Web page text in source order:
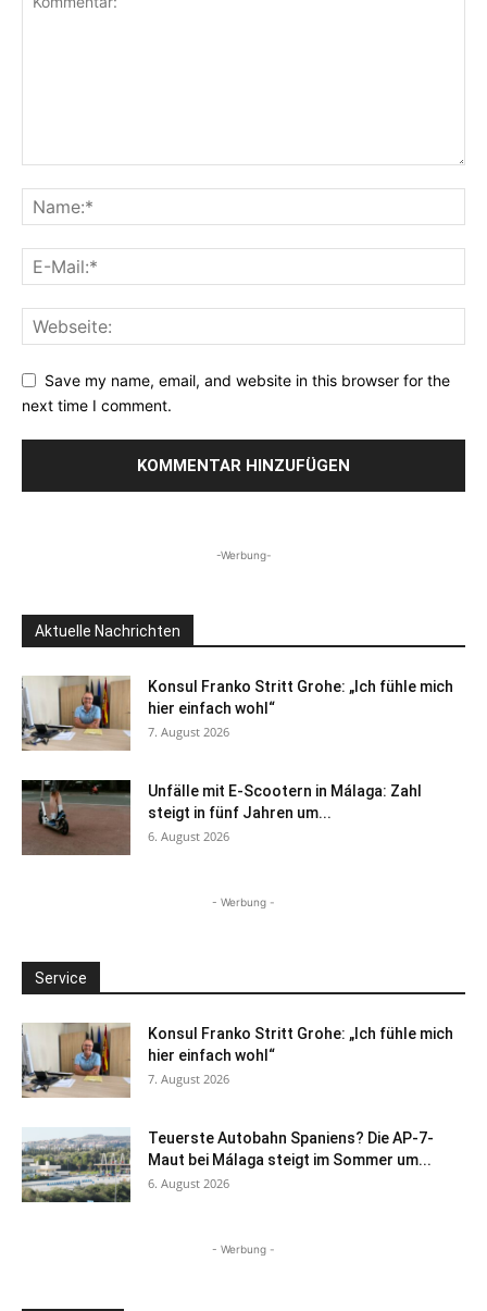
Save my name, email, and website in this browser for the
next time I comment.
-Werbung-
Aktuelle Nachrichten
Konsul Franko Stritt Grohe: „Ich fühle mich
hier einfach wohl“
7. August 2026
Unfälle mit E-Scootern in Málaga: Zahl
steigt in fünf Jahren um...
6. August 2026
- Werbung -
Service
Konsul Franko Stritt Grohe: „Ich fühle mich
hier einfach wohl“
7. August 2026
Teuerste Autobahn Spaniens? Die AP-7-
Maut bei Málaga steigt im Sommer um...
6. August 2026
- Werbung -